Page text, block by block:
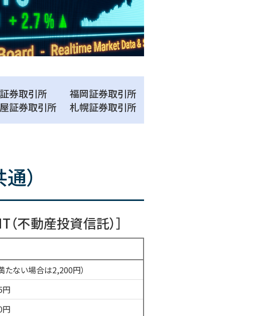
券取引所
福岡証券取引所
証券取引所
札幌証券取引所
）
（不動産投資信託）］
ない場合は2,200円）
円